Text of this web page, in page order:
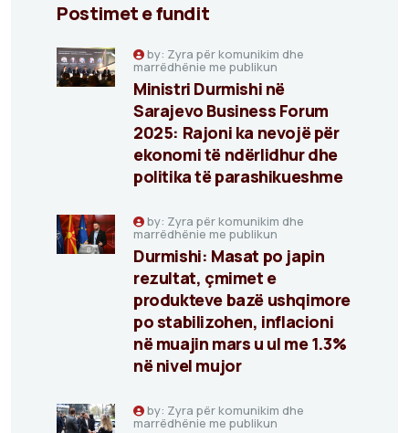
Postimet e fundit
by: Zyra për komunikim dhe
marrëdhënie me publikun
Ministri Durmishi në
Sarajevo Business Forum
2025: Rajoni ka nevojë për
ekonomi të ndërlidhur dhe
politika të parashikueshme
by: Zyra për komunikim dhe
marrëdhënie me publikun
Durmishi: Masat po japin
rezultat, çmimet e
produkteve bazë ushqimore
po stabilizohen, inflacioni
në muajin mars u ul me 1.3%
në nivel mujor
by: Zyra për komunikim dhe
marrëdhënie me publikun